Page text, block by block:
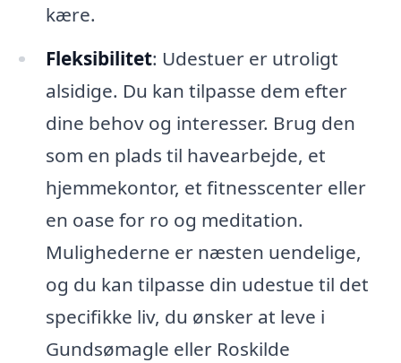
kære.
Fleksibilitet: Udestuer er utroligt
alsidige. Du kan tilpasse dem efter
dine behov og interesser. Brug den
som en plads til havearbejde, et
hjemmekontor, et fitnesscenter eller
en oase for ro og meditation.
Mulighederne er næsten uendelige,
og du kan tilpasse din udestue til det
specifikke liv, du ønsker at leve i
Gundsømagle eller Roskilde